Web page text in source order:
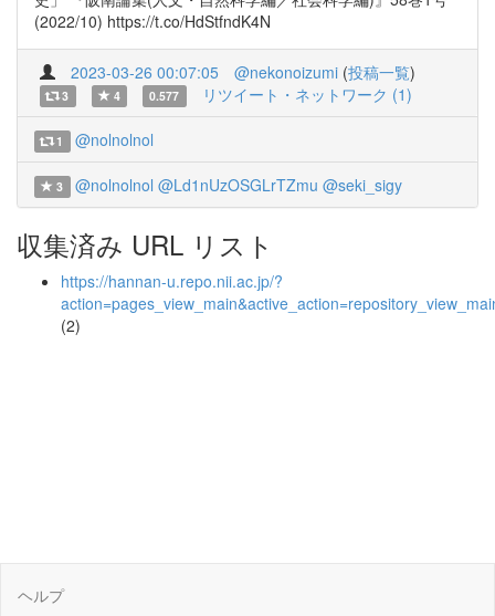
(2022/10) https://t.co/HdStfndK4N
2023-03-26 00:07:05 @nekonoizumi (投稿一覧)
3 4 0.577 リツイート・ネットワーク (1)
1 @nolnolnol
3 @nolnolnol @Ld1nUzOSGLrTZmu @seki_sigy
収集済み URL リスト
https://hannan-u.repo.nii.ac.jp/?
(2)
ヘルプ